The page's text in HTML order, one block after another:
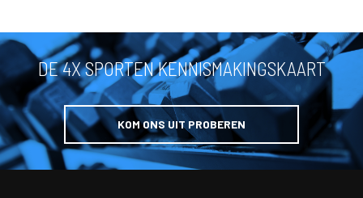
DE 4X SPORTEN KENNISMAKINGSKAART
KOM ONS UIT PROBEREN